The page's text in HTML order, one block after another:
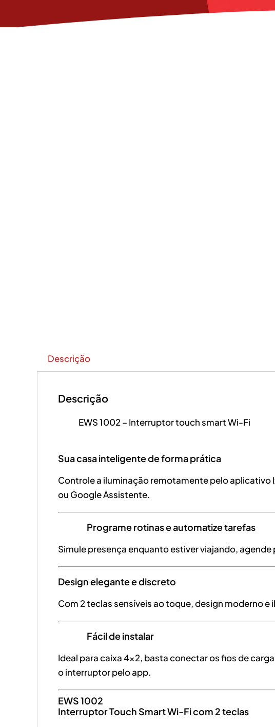
Descrição
Descrição
EWS 1002 – Interruptor touch smart Wi-Fi
Sua casa inteligente de forma prática
Controle a iluminação remotamente pelo aplicativo
ou Google Assistente.
Programe rotinas e automatize tarefas
Simule presença enquanto estiver viajando,
Design elegante e discreto
Com 2 teclas sensíveis ao toque, design moderno
Fácil de instalar
Ideal para caixa 4×2, basta conectar os fios de
o interruptor pelo app.
EWS 1002
Interruptor Touch Smart Wi-Fi com 2 teclas